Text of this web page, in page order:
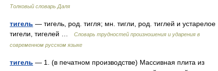
Толковый словарь Даля
тигель — тигель, род. тигля; мн. тигли, род. тиглей и устарелое
тигели, тигелей …
Словарь трудностей произношения и ударения в
современном русском языке
тигель — 1. (в печатном производстве) Массивная плита из